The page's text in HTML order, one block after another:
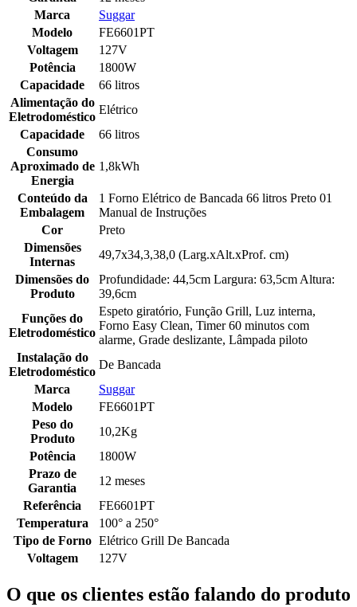
Marca
Suggar
Modelo
FE6601PT
Voltagem
127V
Potência
1800W
Capacidade
66 litros
Alimentação do
Eletrodoméstico
Elétrico
Capacidade
66 litros
Consumo
Aproximado de
Energia
1,8kWh
Conteúdo da
Embalagem
1 Forno Elétrico de Bancada 66 litros Preto 01
Manual de Instruções
Cor
Preto
Dimensões
Internas
49,7x34,3,38,0 (Larg.xAlt.xProf. cm)
Dimensões do
Produto
Profundidade: 44,5cm Largura: 63,5cm Altura:
39,6cm
Funções do
Eletrodoméstico
Espeto giratório, Função Grill, Luz interna,
Forno Easy Clean, Timer 60 minutos com
alarme, Grade deslizante, Lâmpada piloto
Instalação do
Eletrodoméstico
De Bancada
Marca
Suggar
Modelo
FE6601PT
Peso do
Produto
10,2Kg
Potência
1800W
Prazo de
Garantia
12 meses
Referência
FE6601PT
Temperatura
100° a 250°
Tipo de Forno Elétrico Grill De Bancada
Voltagem
127V
O que os clientes estão falando do produto